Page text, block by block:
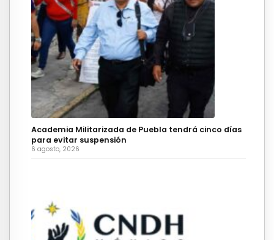
Academia Militarizada de Puebla tendrá cinco días
para evitar suspensión
6 agosto, 2026